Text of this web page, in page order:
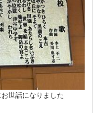
世話になりました